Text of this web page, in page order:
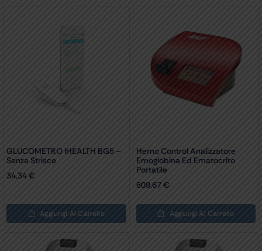
GLUCOMETRO IHEALTH BG5 –
Senza Strisce
34,34€
Aggiungi Al Carrello
Hemo Control Analizzatore
Emoglobina Ed Ematocrito
Portatile
609,67€
Aggiungi Al Carrello